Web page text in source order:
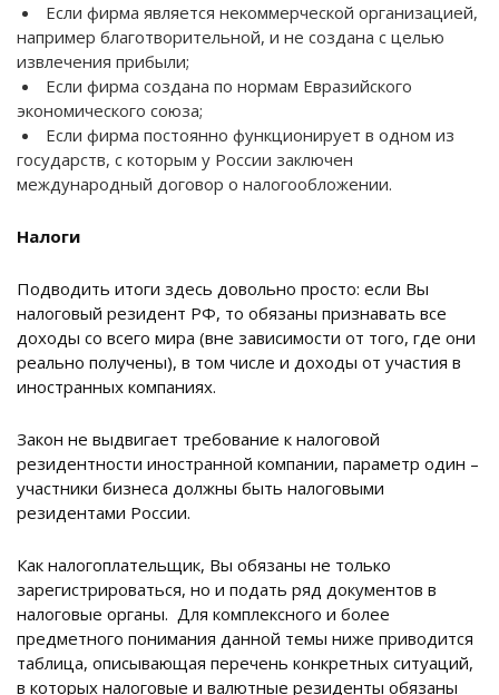
Если фирма является некоммерческой организацией,
например благотворительной, и не создана с целью
извлечения прибыли;
Если фирма создана по нормам Евразийского
экономического союза;
Если фирма постоянно функционирует в одном из
государств, с которым у России заключен
международный договор о налогообложении.
Налоги
Подводить итоги здесь довольно просто: если Вы
налоговый резидент РФ, то обязаны признавать все
доходы со всего мира (вне зависимости от того, где они
реально получены), в том числе и доходы от участия в
иностранных компаниях.
Закон не выдвигает требование к налоговой
резидентности иностранной компании, параметр один –
участники бизнеса должны быть налоговыми
резидентами России.
Как налогоплательщик, Вы обязаны не только
зарегистрироваться, но и подать ряд документов в
налоговые органы. Для комплексного и более
предметного понимания данной темы ниже приводится
таблица, описывающая перечень конкретных ситуаций,
в которых налоговые и валютные резиденты обязаны